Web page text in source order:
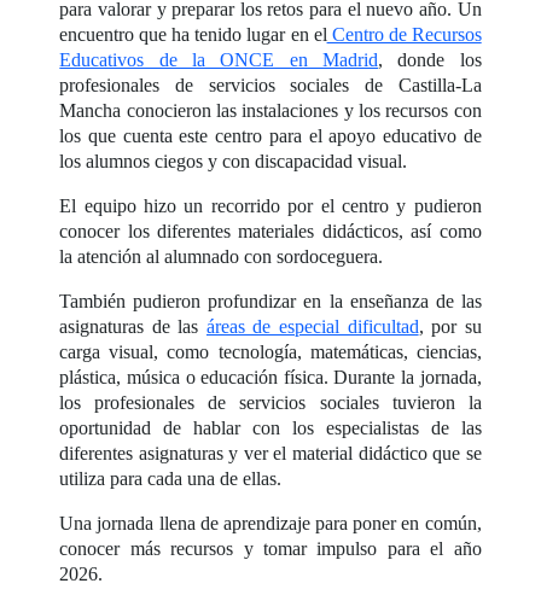
para valorar y preparar los retos para el nuevo año. Un
encuentro que ha tenido lugar en elCentro de Recursos
Educativos de la ONCE en Madrid, donde los
profesionales de servicios sociales de Castilla-La
Mancha conocieron las instalaciones y los recursos con
los que cuenta este centro para el apoyo educativo de
los alumnos ciegos y con discapacidad visual.
El equipo hizo un recorrido por el centro y pudieron
conocer los diferentes materiales didácticos, así como
la atención al alumnado con sordoceguera.
También pudieron profundizar en la enseñanza de las
asignaturas de las áreas de especial dificultad, por su
carga visual, como tecnología, matemáticas, ciencias,
plástica, música o educación física. Durante la jornada,
los profesionales de servicios sociales tuvieron la
oportunidad de hablar con los especialistas de las
diferentes asignaturas y ver el material didáctico que se
utiliza para cada una de ellas.
Una jornada llena de aprendizaje para poner en común,
conocer más recursos y tomar impulso para el año
2026.